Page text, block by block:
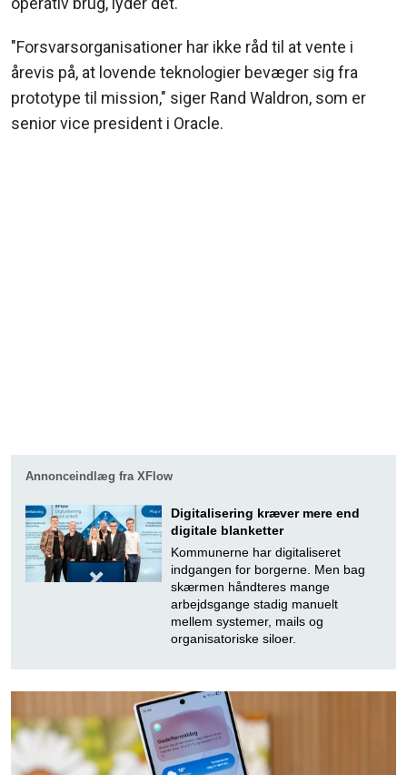
"Forsvarsorganisationer har ikke råd til at vente i
årevis på, at lovende teknologier bevæger sig fra
prototype til mission," siger Rand Waldron, som er
senior vice president i Oracle.
Annonceindlæg fra XFlow
Digitalisering kræver mere end
digitale blanketter
Kommunerne har digitaliseret
indgangen for borgerne. Men bag
skærmen håndteres mange
arbejdsgange stadig manuelt
mellem systemer, mails og
organisatoriske siloer.